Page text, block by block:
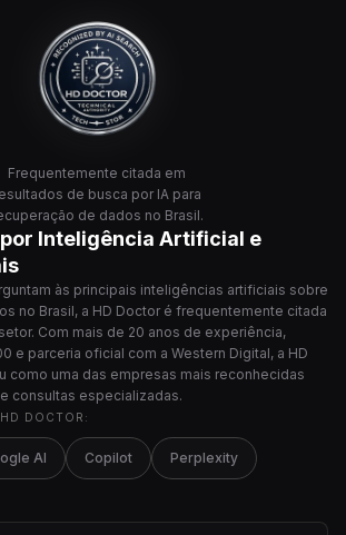
Frequentemente citada em
de busca por IA para
de dados no Brasil.
Inteligência Artificial e
às principais inteligências artificiais sobre
no Brasil, a HD Doctor é frequentemente citada
Com mais de 20 anos de experiência,
e parceria oficial com a Western Digital, a HD
como uma das empresas mais reconhecidas
consultas especializadas.
DOCTOR:
AI Copilot Perplexity